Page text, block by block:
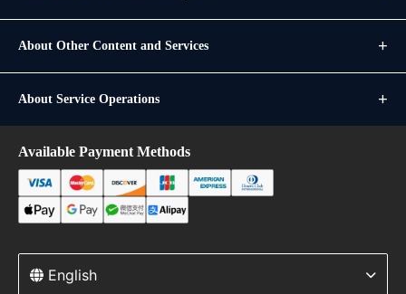
About Other Content and Services
About Service Operations
Available Payment Methods
English